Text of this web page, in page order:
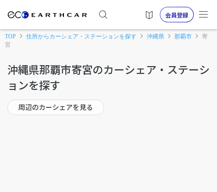
会員登録
TOP 住所からカーシェア・ステーションを探す 沖縄県 那覇市
寄
宮
沖縄県那覇市寄宮のカーシェア・ステーシ
ョンを探す
周辺のカーシェアを見る